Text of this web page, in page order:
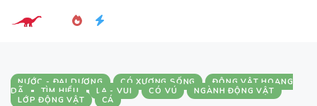
NƯỚC - ĐẠI DƯƠNG CÓ XƯƠNG SỐNG
ĐỘNG VẬT HOANG
DÃ
TÌM HIỂU LẠ - VUI CÓ VÚ
NGÀNH ĐỘNG VẬT
LỚP ĐỘNG VẬT
CÁ